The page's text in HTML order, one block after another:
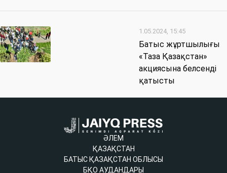
1.05.2024, 15:45
Батыс жұртшылығы
«Таза Қазақстан»
акциясына белсенді
қатысты
ӘЛЕМ
ҚАЗАҚСТАН
БАТЫС ҚАЗАҚСТАН ОБЛЫСЫ
БҚО АУДАНДАРЫ